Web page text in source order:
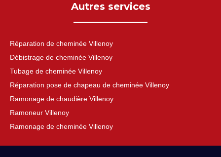
Autres services
Réparation de cheminée Villenoy
Débistrage de cheminée Villenoy
Tubage de cheminée Villenoy
Réparation pose de chapeau de cheminée Villenoy
Ramonage de chaudière Villenoy
Ramoneur Villenoy
Ramonage de cheminée Villenoy